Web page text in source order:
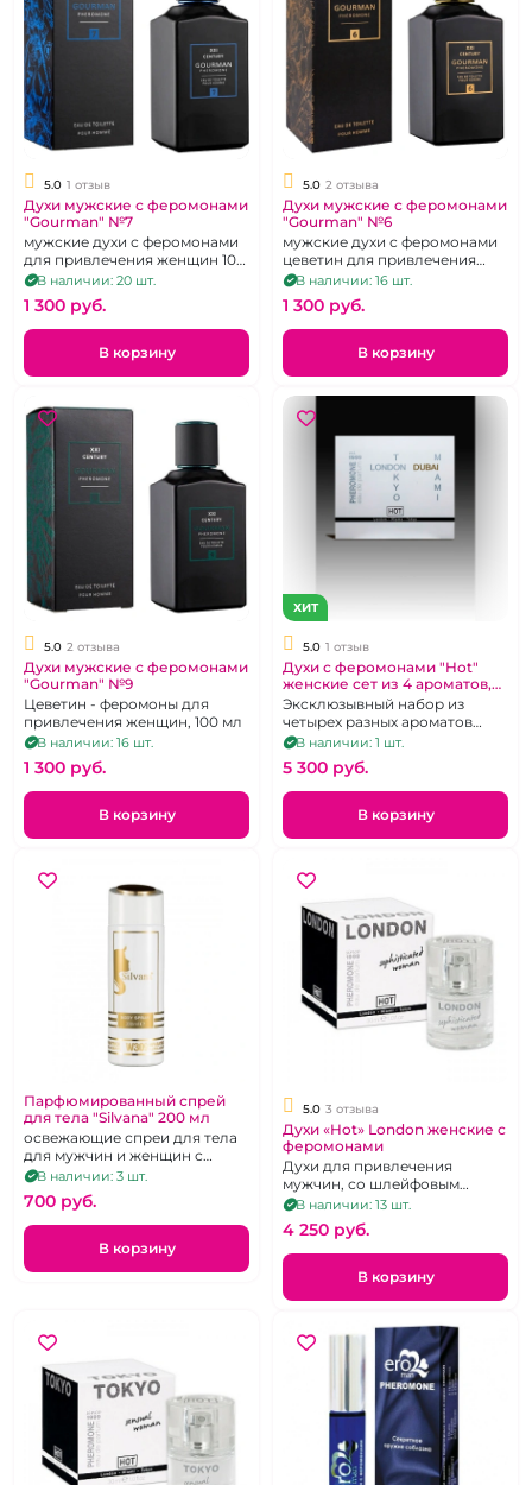
5.0 1 отзыв
Духи мужские с феромонами
"Gourman" №7
мужские духи с феромонами
для привлечения женщин 100
млВ наличии: 20 шт.
1 300 pуб.
В корзину
5.0 2 отзыва
Духи мужские с феромонами
"Gourman" №6
мужские духи с феромонами
цеветин для привлечения
женщин, 100 мл
В наличии: 16 шт.
1 300 pуб.
В корзину
5.0 2 отзыва
Духи мужские с феромонами
"Gourman" №9
Цеветин - феромоны для
привлечения женщин, 100 мл
В наличии: 16 шт.
1 300 pуб.
В корзину
ХИТ
5.0 1 отзыв
Духи с феромонами "Hot"
женские сет из 4 ароматов,
4х5 мл
Эксклюзывный набор из
четырех разных ароматов
небольшого размера.
Объем-5мл.
В наличии: 1 шт.
5 300 pуб.
В корзину
Парфюмированный спрей
для тела "Silvana" 200 мл
освежающие спреи для тела
для мужчин и женщин с
приятным ароматом в
ассортименте
В наличии: 3 шт.
700 pуб.
В корзину
5.0 3 отзыва
Духи «Hot» London женские с
феромонами
Духи для привлечения
мужчин, со шлейфовым
ароматом, высоко
концентированные, 30 мл.
В наличии: 13 шт.
4 250 pуб.
В корзину